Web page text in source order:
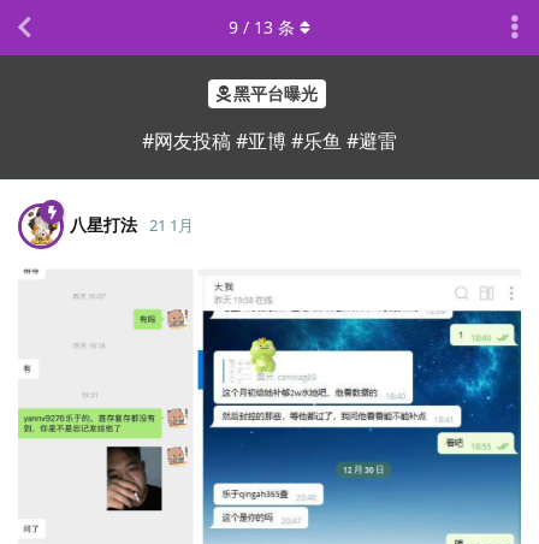
黑平台曝光
#网友投稿 #亚博 #乐鱼 #避雷
9 / 13 条
八星打法 21 1月